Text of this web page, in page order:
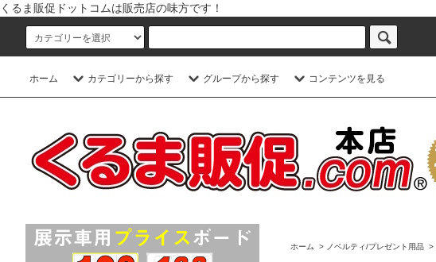
くるま販促ドットコムは販売店の味方です！
ホーム カテゴリーから探す グループから探す コンテンツを見る
ホーム > ノベルティ/プレゼント用品 >